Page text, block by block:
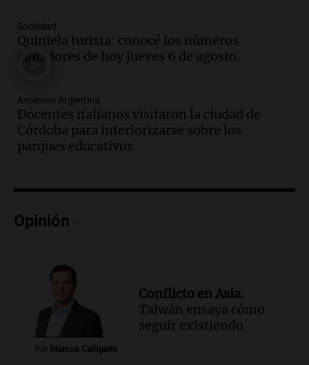
durante la primavera
Informados al regreso
Episodios
tras fuertes vientos
Panorama Federal
Episodios
Audio.
economía mejorará el próximo año
Episodios
ley de propiedad privada
Informados al regreso
Episodios
Audio.
Debate en el Senado y protesta
en Rosario contra la ley de Propiedad
Privada.
Sociedad
Quiniela turista: conocé los números
ganadores de hoy jueves 6 de agosto.
Amamos Argentina
Docentes italianos visitaron la ciudad de
Córdoba para interiorizarse sobre los
parques educativos
Opinión
Por Marcos Calligaris
Conflicto en Asia.
Taiwán ensaya cómo
seguir existiendo